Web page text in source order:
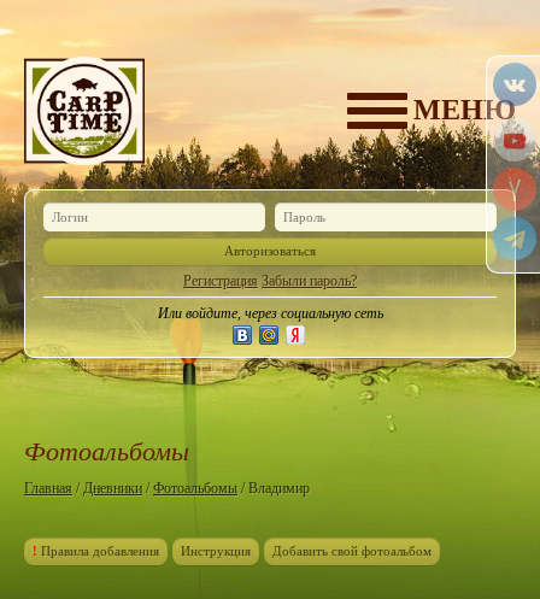
МЕНЮ
Авторизоваться
Регистрация Забыли пароль?
Или войдите, через социальную сеть
Фотоальбомы
Главная /Дневники/Фотоальбомы / Владимир
! Правила добавления Инструкция Добавить свой фотоальбом